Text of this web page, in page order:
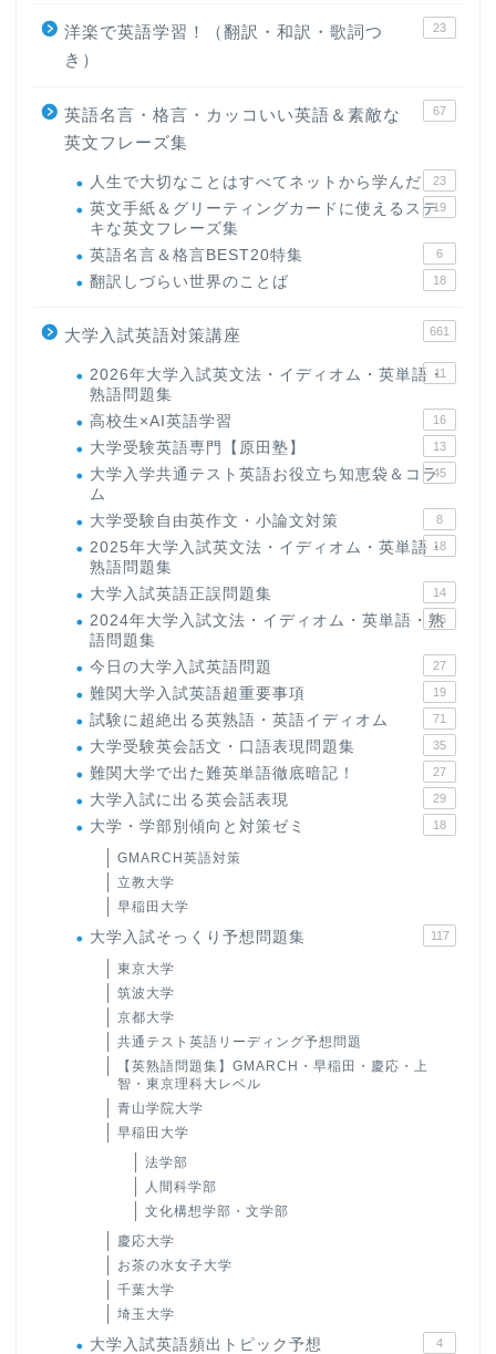
洋楽で英語学習！（翻訳・和訳・歌詞つ
き）
23
英語名言・格言・カッコいい英語＆素敵な
英文フレーズ集
67
人生で大切なことはすべてネットから学んだ 23
英文手紙＆グリーティングカードに使えるステ
キな英文フレーズ集
19
英語名言＆格言BEST20特集 6
翻訳しづらい世界のことば 18
大学入試英語対策講座 661
2026年大学入試英文法・イディオム・英単語・
熟語問題集
11
高校生×AI英語学習 16
大学受験英語専門【原田塾】 13
大学入学共通テスト英語お役立ち知恵袋＆コラ
ム
45
大学受験自由英作文・小論文対策 8
2025年大学入試英文法・イディオム・英単語・
熟語問題集
18
大学入試英語正誤問題集 14
2024年大学入試文法・イディオム・英単語・熟
語問題集
15
今日の大学入試英語問題 27
難関大学入試英語超重要事項 19
試験に超絶出る英熟語・英語イディオム 71
大学受験英会話文・口語表現問題集 35
難関大学で出た難英単語徹底暗記！ 27
大学入試に出る英会話表現 29
大学・学部別傾向と対策ゼミ 18
GMARCH英語対策
立教大学
早稲田大学
大学入試そっくり予想問題集 117
東京大学
筑波大学
京都大学
共通テスト英語リーディング予想問題
【英熟語問題集】GMARCH・早稲田・慶応・上
智・東京理科大レベル
青山学院大学
早稲田大学
法学部
人間科学部
文化構想学部・文学部
慶応大学
お茶の水女子大学
千葉大学
埼玉大学
大学入試英語頻出トピック予想 4